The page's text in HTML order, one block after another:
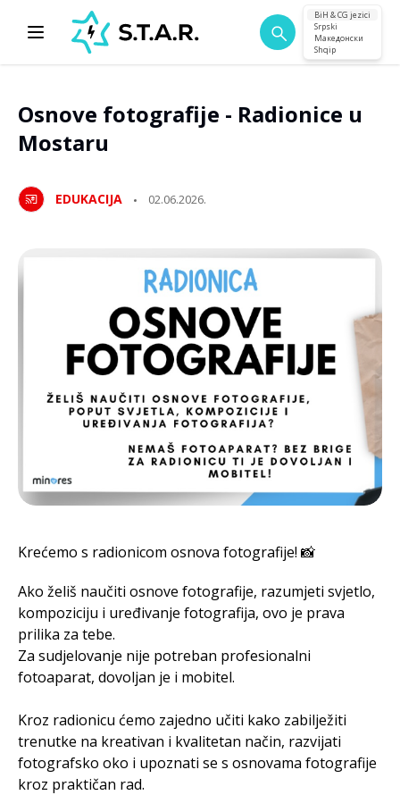
BiH & CG jezici
Srpski
Македонски
Shqip
Osnove fotografije - Radionice u
Mostaru
EDUKACIJA 02.06.2026.
Krećemo s radionicom osnova fotografije! 📸
Ako želiš naučiti osnove fotografije, razumjeti svjetlo,
kompoziciju i uređivanje fotografija, ovo je prava
prilika za tebe.
Za sudjelovanje nije potreban profesionalni
fotoaparat, dovoljan je i mobitel.
Kroz radionicu ćemo zajedno učiti kako zabilježiti
trenutke na kreativan i kvalitetan način, razvijati
fotografsko oko i upoznati se s osnovama fotografije
kroz praktičan rad.